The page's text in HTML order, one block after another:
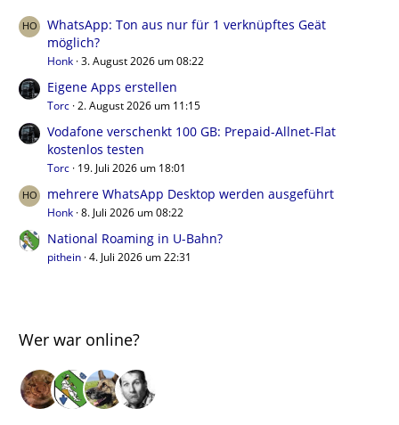
WhatsApp: Ton aus nur für 1 verknüpftes Geät
möglich?
Honk 3. August 2026 um 08:22
Eigene Apps erstellen
Torc 2. August 2026 um 11:15
Vodafone verschenkt 100 GB: Prepaid-Allnet-Flat
kostenlos testen
Torc 19. Juli 2026 um 18:01
mehrere WhatsApp Desktop werden ausgeführt
Honk 8. Juli 2026 um 08:22
National Roaming in U-Bahn?
pithein 4. Juli 2026 um 22:31
Wer war online?